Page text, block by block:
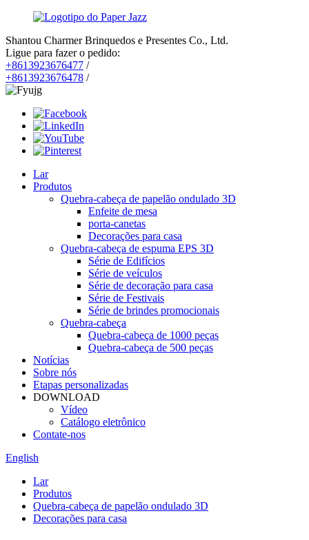
Shantou Charmer Brinquedos e Presentes Co., Ltd.
Ligue para fazer o pedido:
+8613923676477 /
+8613923676478 /
Lar
Produtos
Quebra-cabeça de papelão ondulado 3D
Enfeite de mesa
porta-canetas
Decorações para casa
Quebra-cabeça de espuma EPS 3D
Série de Edifícios
Série de veículos
Série de decoração para casa
Série de Festivais
Série de brindes promocionais
Quebra-cabeça
Quebra-cabeça de 1000 peças
Quebra-cabeça de 500 peças
Notícias
Sobre nós
Etapas personalizadas
DOWNLOAD
Vídeo
Catálogo eletrônico
Contate-nos
English
Lar
Produtos
Quebra-cabeça de papelão ondulado 3D
Decorações para casa